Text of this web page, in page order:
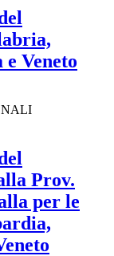
Veneto
Prov.
per le